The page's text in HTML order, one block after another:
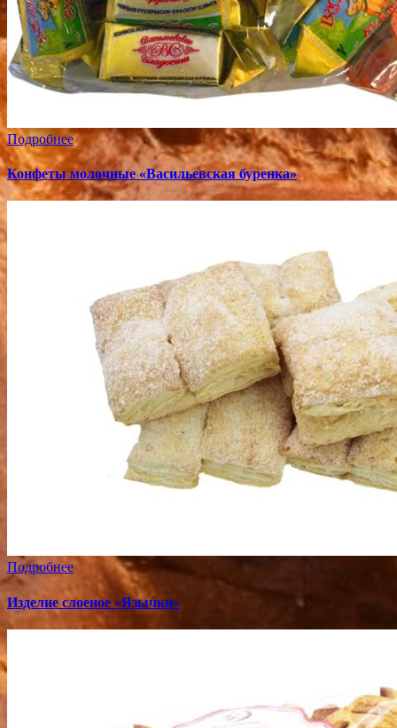
Подробнее
Конфеты молочные «Васильевская буренка»
Подробнее
Изделие слоеное «Язычки»